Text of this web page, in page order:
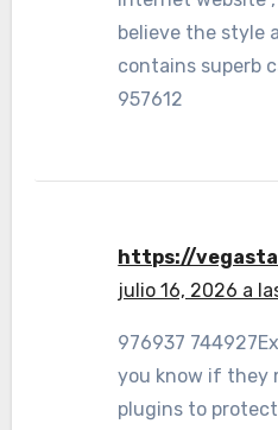
believe the style
contains superb
957612
https://
julio 16, 2026 a
976937
you know if they
plugins to